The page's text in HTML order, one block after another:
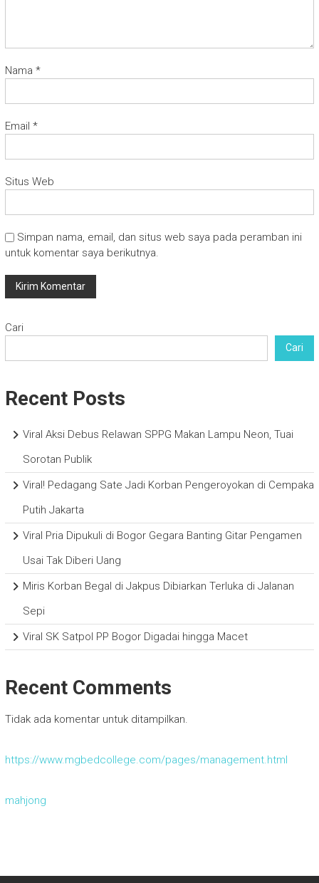
Nama *
Email *
Situs Web
Simpan nama, email, dan situs web saya pada peramban ini
untuk komentar saya berikutnya.
Cari
Cari
Recent Posts
Viral Aksi Debus Relawan SPPG Makan Lampu Neon, Tuai
Sorotan Publik
Viral! Pedagang Sate Jadi Korban Pengeroyokan di Cempaka
Putih Jakarta
Viral Pria Dipukuli di Bogor Gegara Banting Gitar Pengamen
Usai Tak Diberi Uang
Miris Korban Begal di Jakpus Dibiarkan Terluka di Jalanan
Sepi
Viral SK Satpol PP Bogor Digadai hingga Macet
Recent Comments
Tidak ada komentar untuk ditampilkan.
https://www.mgbedcollege.com/pages/management.html
mahjong